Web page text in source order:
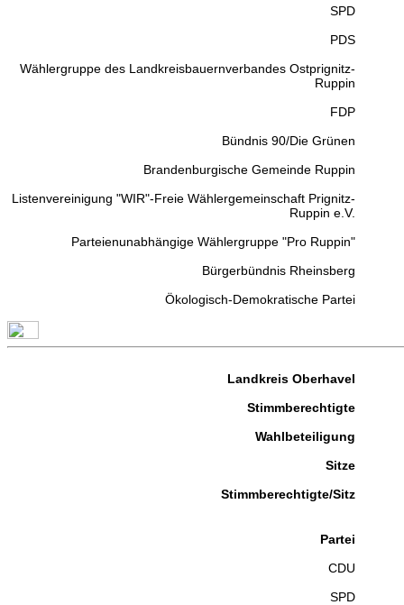
SPD
PDS
Wählergruppe des Landkreisbauernverbandes Ostprignitz-
Ruppin
FDP
Bündnis 90/Die Grünen
Brandenburgische Gemeinde Ruppin
Listenvereinigung "WIR"-Freie Wählergemeinschaft Prignitz-
Ruppin e.V.
Parteienunabhängige Wählergruppe "Pro Ruppin"
Bürgerbündnis Rheinsberg
Ökologisch-Demokratische Partei
Landkreis Oberhavel
Stimmberechtigte
Wahlbeteiligung
Sitze
Stimmberechtigte/Sitz
Partei
CDU
SPD